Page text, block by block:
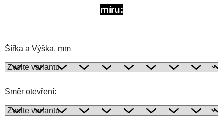
míru:
Šířka a Výška, mm
Směr otevření: